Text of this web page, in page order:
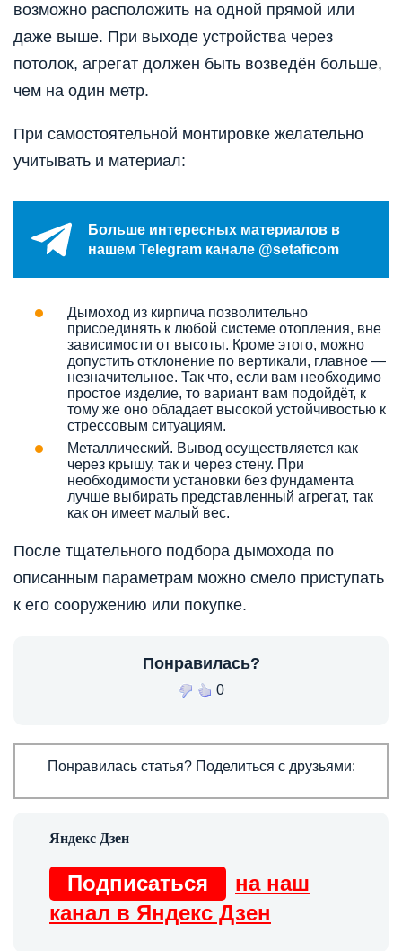
возможно расположить на одной прямой или
даже выше. При выходе устройства через
потолок, агрегат должен быть возведён больше,
чем на один метр.
При самостоятельной монтировке желательно
учитывать и материал:
Больше интересных материалов в
нашем Telegram канале @setaficom
Дымоход из кирпича позволительно
присоединять к любой системе отопления, вне
зависимости от высоты. Кроме этого, можно
допустить отклонение по вертикали, главное —
незначительное. Так что, если вам необходимо
простое изделие, то вариант вам подойдёт, к
тому же оно обладает высокой устойчивостью к
стрессовым ситуациям.
Металлический. Вывод осуществляется как
через крышу, так и через стену. При
необходимости установки без фундамента
лучше выбирать представленный агрегат, так
как он имеет малый вес.
После тщательного подбора дымохода по
описанным параметрам можно смело приступать
к его сооружению или покупке.
Понравилась?
0
Понравилась статья? Поделиться с друзьями:
Подписаться
на наш
канал в Яндекс Дзен